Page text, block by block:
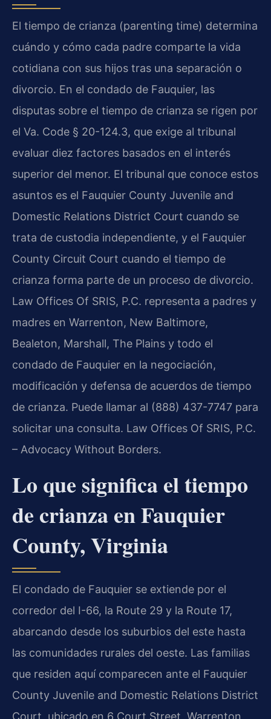
El tiempo de crianza (parenting time) determina
cuándo y cómo cada padre comparte la vida
cotidiana con sus hijos tras una separación o
divorcio. En el condado de Fauquier, las
disputas sobre el tiempo de crianza se rigen por
el Va. Code § 20-124.3, que exige al tribunal
evaluar diez factores basados en el interés
superior del menor. El tribunal que conoce estos
asuntos es el Fauquier County Juvenile and
Domestic Relations District Court cuando se
trata de custodia independiente, y el Fauquier
County Circuit Court cuando el tiempo de
crianza forma parte de un proceso de divorcio.
Law Offices Of SRIS, P.C. representa a padres y
madres en Warrenton, New Baltimore,
Bealeton, Marshall, The Plains y todo el
condado de Fauquier en la negociación,
modificación y defensa de acuerdos de tiempo
de crianza. Puede llamar al (888) 437-7747 para
solicitar una consulta. Law Offices Of SRIS, P.C.
– Advocacy Without Borders.
Lo que significa el tiempo
de crianza en Fauquier
County, Virginia
El condado de Fauquier se extiende por el
corredor del I-66, la Route 29 y la Route 17,
abarcando desde los suburbios del este hasta
las comunidades rurales del oeste. Las familias
que residen aquí comparecen ante el Fauquier
County Juvenile and Domestic Relations District
Court, ubicado en 6 Court Street, Warrenton,